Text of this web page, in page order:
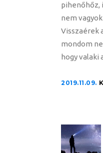
pihenőhőz,
nem
Visszaérek
mondom
hogy valaki
2019.11.09.